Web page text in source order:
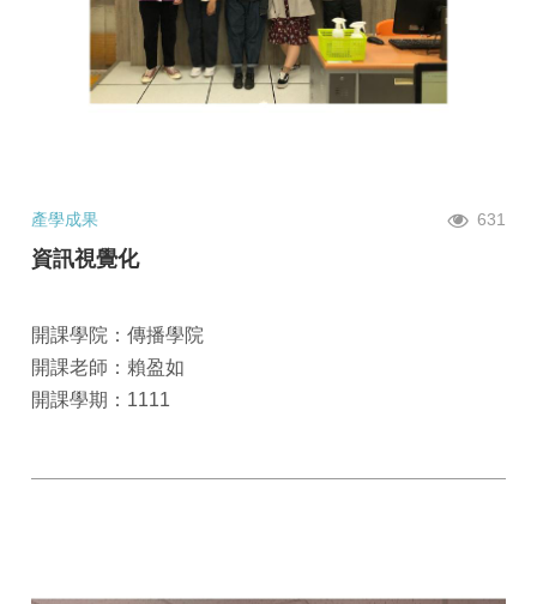
產學成果 631
資訊視覺化
開課學院：傳播學院
開課老師：賴盈如
開課學期：1111